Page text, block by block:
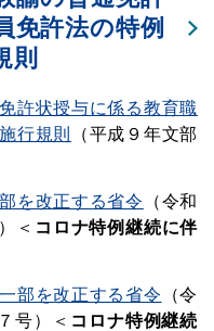
免許法の特例
則
許状授与に係る教育職
行規則
（平成９年文部
を改正する省令
（令和
＜ コロナ特例継続に伴
部を改正する省令 （令
号）＜ コロナ特例継続